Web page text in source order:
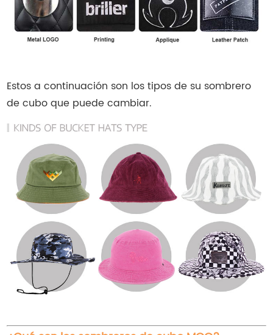
Estos a continuación son los tipos de su sombrero
de cubo que puede cambiar.